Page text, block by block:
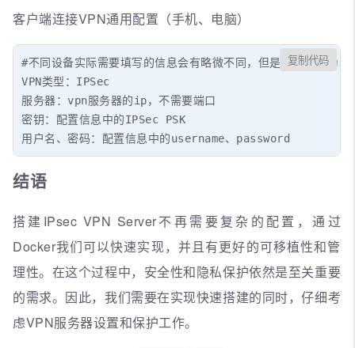
客户端连接VPN通用配置（手机、电脑）
#不同设备实际需要填写的信息会有略微不同，但是关键信息为以
VPN类型：IPSec
服务器：vpn服务器的ip，不需要端口
密钥：配置信息中的IPSec PSK
用户名、密码：配置信息中的username、password
复制代码
结语
搭建IPsec VPN Server不再需要复杂的配置，通过
Docker我们可以快速实现，并且有更好的可移植性和管
理性。在这个过程中，安全性和隐私保护依然是至关重要
的需求。因此，我们需要在实现快速搭建的同时，仔细考
虑VPN服务器设置和保护工作。